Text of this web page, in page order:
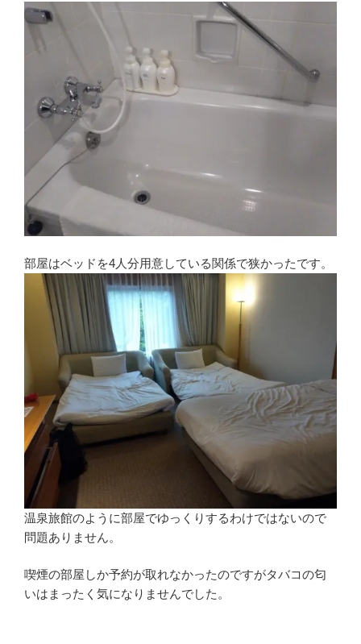
部屋はベッドを4人分用意している関係で狭かったです。
温泉旅館のように部屋でゆっくりするわけではないので
問題ありません。
喫煙の部屋しか予約が取れなかったのですがタバコの匂
いはまったく気になりませんでした。